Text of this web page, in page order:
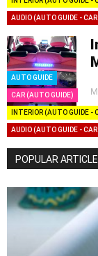
AUDIO (AUTO GUIDE -
AUTO GUIDE
CAR (AUTO GUIDE)
INTERIOR (AUTO GUIDE -
AUDIO (AUTO GUIDE -
POPULAR ARTICLE